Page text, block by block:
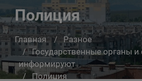
Полиция
Главная
Разное
Государственные органы
информируют
Полиция